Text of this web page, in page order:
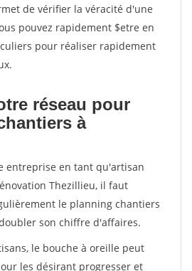
de vérifier la véracité d'une
pouvez rapidement $etre en
pour réaliser rapidement
réseau pour
à
entreprise en tant qu'artisan
Thezillieu, il faut
le planning chantiers
son chiffre d'affaires.
le bouche à oreille peut
les désirant progresser et